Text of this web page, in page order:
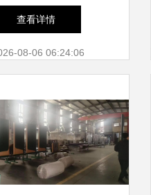
一份实用的指南
查看详情
08-06 06:24:06